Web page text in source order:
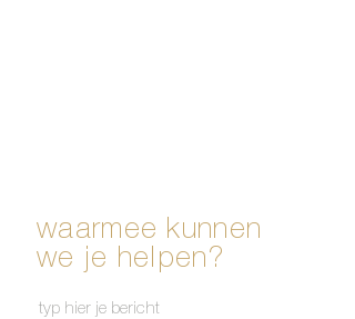
waarmee kunnen
we je helpen?